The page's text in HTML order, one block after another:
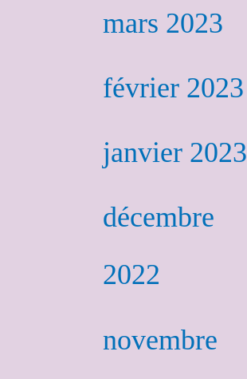
mars 2023
février 2023
janvier 2023
décembre
2022
novembre